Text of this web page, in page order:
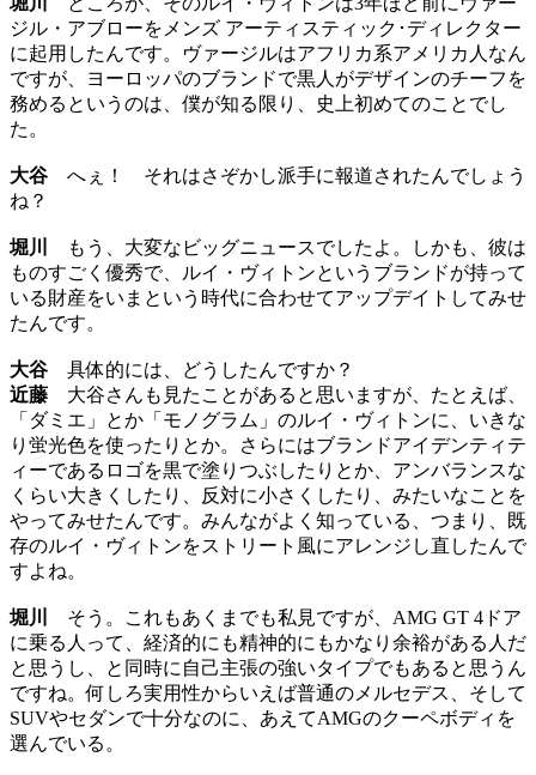
ジル・アブローをメンズ アーティスティック･ディレクター
に起用したんです。ヴァージルはアフリカ系アメリカ人なん
ですが、ヨーロッパのブランドで黒人がデザインのチーフを
務めるというのは、僕が知る限り、史上初めてのことでし
た。
大谷 へぇ！ それはさぞかし派手に報道されたんでしょう
ね？
堀川
もう、大変なビッグニュースでしたよ。しかも、彼は
ものすごく優秀で、ルイ・ヴィトンというブランドが持って
いる財産をいまという時代に合わせてアップデイトしてみせ
たんです。
大谷 具体的には、どうしたんですか？
近藤 大谷さんも見たことがあると思いますが、たとえば、
「ダミエ」とか「モノグラム」のルイ・ヴィトンに、いきな
り蛍光色を使ったりとか。さらにはブランドアイデンティテ
ィーであるロゴを黒で塗りつぶしたりとか、アンバランスな
くらい大きくしたり、反対に小さくしたり、みたいなことを
やってみせたんです。みんながよく知っている、つまり、既
存のルイ・ヴィトンをストリート風にアレンジし直したんで
すよね。
堀川
そう。これもあくまでも私見ですが、AMG GT 4ドア
に乗る人って、経済的にも精神的にもかなり余裕がある人だ
と思うし、と同時に自己主張の強いタイプでもあると思うん
ですね。何しろ実用性からいえば普通のメルセデス、そして
SUVやセダンで十分なのに、あえてAMGのクーペボディを
選んでいる。